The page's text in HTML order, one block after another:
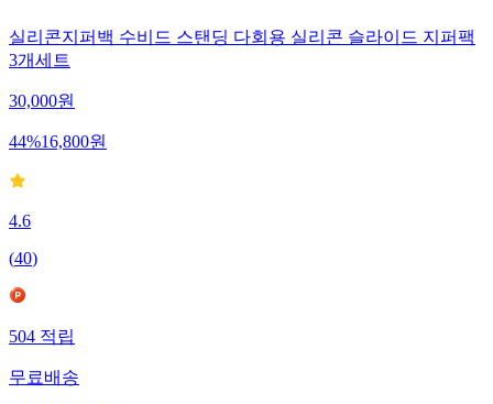
실리콘지퍼백 수비드 스탠딩 다회용 실리콘 슬라이드 지퍼팩
3개세트
30,000원
44%16,800원
4.6
(40)
504적립
무료배송